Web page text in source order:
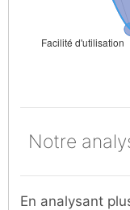
Notre
En analysant